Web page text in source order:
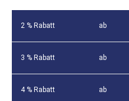
2 % Rabatt ab
3 % Rabatt ab
4 % Rabatt ab